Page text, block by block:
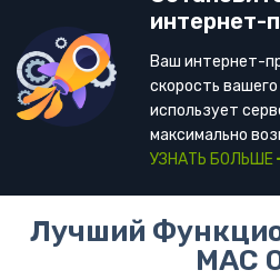
интернет-
Ваш интернет-
скорость
использует
максимально
УЗНАТЬ БОЛЬШЕ
Лучший
MAC